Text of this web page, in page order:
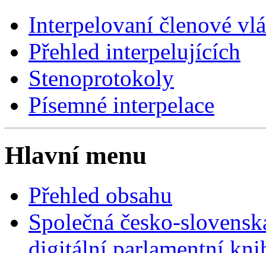
Interpelovaní členové
Přehled interpelujících
Stenoprotokoly
Písemné interpelace
Hlavní menu
Přehled obsahu
Společná česko-